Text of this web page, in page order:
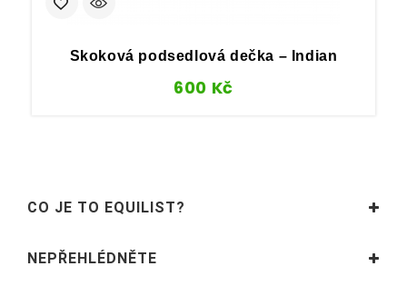
Skoková podsedlová dečka – Indian
600 Kč
CO JE TO EQUILIST?
NEPŘEHLÉDNĚTE